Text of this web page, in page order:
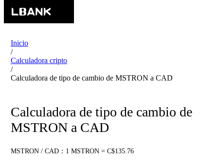
Inicio
/
Calculadora cripto
/
Calculadora de tipo de cambio de MSTRON a CAD
Calculadora de tipo de cambio de
MSTRON a CAD
MSTRON / CAD：1 MSTRON = C$135.76